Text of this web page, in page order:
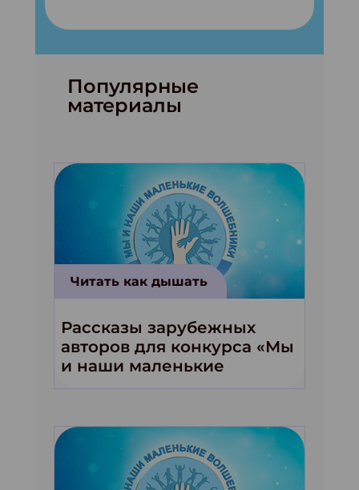
Популярные
материалы
Читать как дышать
Рассказы зарубежных
авторов для конкурса «Мы
и наши маленькие
волшебники!»